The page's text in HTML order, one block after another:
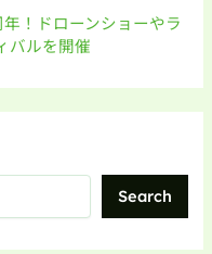
！ドローンショーやラ
バルを開催
Search